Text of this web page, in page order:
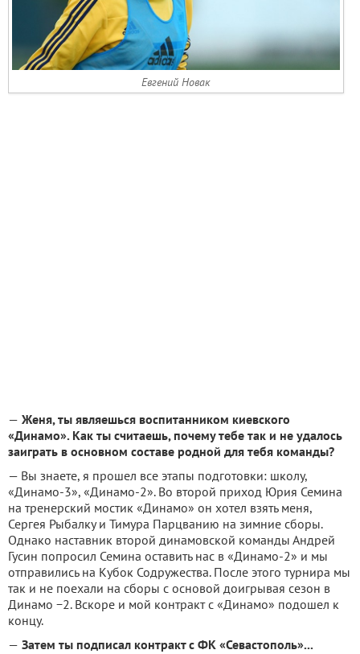
Евгений Новак
— Женя, ты являешься воспитанником киевского
«Динамо». Как ты считаешь, почему тебе так и не удалось
заиграть в основном составе родной для тебя команды?
— Вы знаете, я прошел все этапы подготовки: школу,
«Динамо-3», «Динамо-2». Во второй приход Юрия Семина
на тренерский мостик «Динамо» он хотел взять меня,
Сергея Рыбалку и Тимура Парцванию на зимние сборы.
Однако наставник второй динамовской команды Андрей
Гусин попросил Семина оставить нас в «Динамо-2» и мы
отправились на Кубок Содружества. После этого турнира мы
так и не поехали на сборы с основой доигрывая сезон в
Динамо −2. Вскоре и мой контракт с «Динамо» подошел к
концу.
— Затем ты подписал контракт с ФК «Севастополь»...